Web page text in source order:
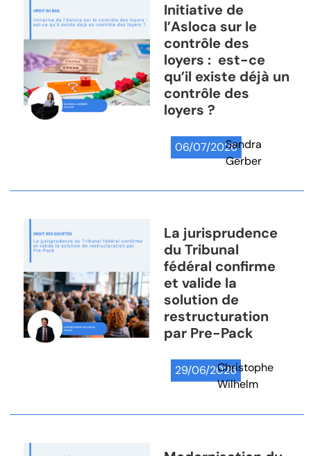
Initiative de
l’Asloca sur le
contrôle des
loyers : est-ce
qu’il existe déjà un
contrôle des
loyers ?
06/07/2026Sandra
Gerber
La jurisprudence
du Tribunal
fédéral confirme
et valide la
solution de
restructuration
par Pre-Pack
29/06/2026Christophe
Wilhelm